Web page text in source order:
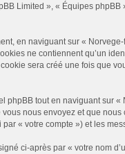
Limited », « Équipes
en naviguant sur «
ne contiennent qu’un
sera créé une fois que
tout en naviguant sur
nous envoyez et que
« votre compte ») et les
ci-après par « votre nom